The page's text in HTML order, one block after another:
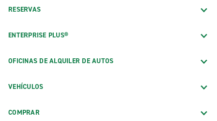
RESERVAS
ENTERPRISE PLUS®
OFICINAS DE ALQUILER DE AUTOS
VEHÍCULOS
COMPRAR